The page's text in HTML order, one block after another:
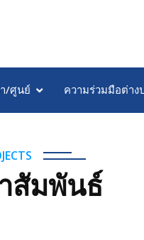
/ศูนย์ ความร่วมมือต่าง
สัมพันธ์